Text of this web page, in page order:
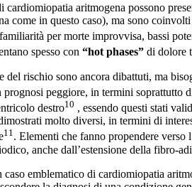
cardiomiopatia aritmogena possono
come in questo caso), ma sono
per morte improvvisa, bassi
spesso con “hot phases” di dolore
rischio sono ancora dibattuti, ma
peggiore, in termini
destro10 , essendo questi stati
molto diversi, in termini di
11. Elementi che fanno propendere
anche dall’estensione della fibro-
caso emblematico di cardiomiopatia